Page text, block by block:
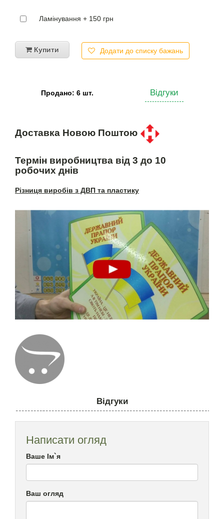
Ламінування + 150 грн
Купити Додати до списку бажань
Продано: 6 шт. Відгуки
Доставка Новою Поштою
Термін виробництва від 3 до 10
робочих днів
Різниця виробів з ДВП та пластику
Відгуки
Написати огляд
Ваше Ім`я
Ваш огляд